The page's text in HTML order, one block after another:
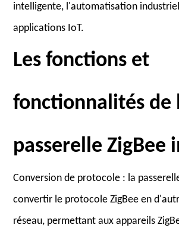
intelligente, l'automatisation
applications IoT.
Les fonctions et
fonctionnalités de
passerelle ZigBee
Conversion de protocole : la
convertir le protocole ZigBee en
réseau, permettant aux appareils